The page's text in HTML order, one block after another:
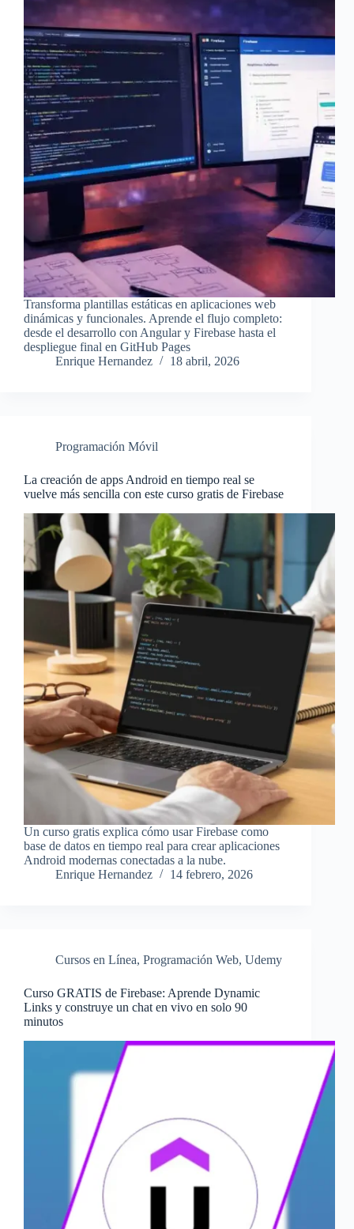
Transforma plantillas estáticas en aplicaciones web
dinámicas y funcionales. Aprende el flujo completo:
desde el desarrollo con Angular y Firebase hasta el
despliegue final en GitHub Pages
Enrique Hernandez
18 abril, 2026
Programación Móvil
La creación de apps Android en tiempo real se
vuelve más sencilla con este curso gratis de Firebase
Un curso gratis explica cómo usar Firebase como
base de datos en tiempo real para crear aplicaciones
Android modernas conectadas a la nube.
Enrique Hernandez
14 febrero, 2026
Cursos en Línea, Programación Web, Udemy
Curso GRATIS de Firebase: Aprende Dynamic
Links y construye un chat en vivo en solo 90
minutos